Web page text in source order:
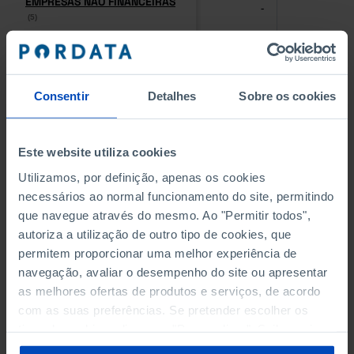
Consentir Detalhes Sobre os cookies
Este website utiliza cookies
Utilizamos, por definição, apenas os cookies
necessários ao normal funcionamento do site, permitindo
que navegue através do mesmo. Ao "Permitir todos",
autoriza a utilização de outro tipo de cookies, que
permitem proporcionar uma melhor experiência de
navegação, avaliar o desempenho do site ou apresentar
as melhores ofertas de produtos e serviços, de acordo
com as suas preferências. Se pretender escolher os
sobre cookies através da gestão de preferências ou da
(5)
(5)
-
PESSOAL AO SERVIÇO NAS
EMPRESAS NÃO FINANCEIRAS
PESSOAL AO SERVIÇO NAS
EMPRESAS NÃO FINANCEIRAS
(5)
- -
QUATRO MAIORES EMPRESAS
Empresas não financeiras
QUATRO MAIORES EMPRESAS
Empresas não financeiras
VOLUME DE NEGÓCIOS DAS
QUATRO MAIORES EMPRESAS
DO MUNICÍPIO (%)
Empresas não financeiras
VOLUME DE NEGÓCIOS DAS
QUATRO MAIORES EMPRESAS
DO MUNICÍPIO (%)
Empresas não financeiras
BANCOS, CAIXAS ECONÓMICAS
BANCOS, CAIXAS ECONÓMICAS -
CAIXAS DE CRÉDITO AGRÍCOLA
CAIXAS DE CRÉDITO AGRÍCOLA